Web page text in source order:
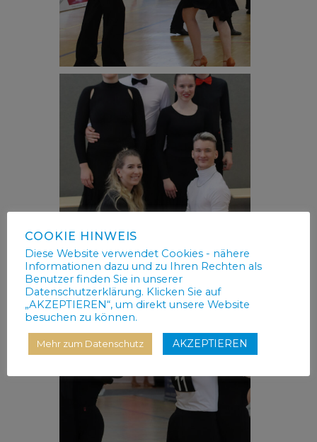
COOKIE HINWEIS
Diese Website verwendet Cookies - nähere
Informationen dazu und zu Ihren Rechten als
Benutzer finden Sie in unserer
Datenschutzerklärung. Klicken Sie auf
„AKZEPTIEREN“, um direkt unsere Website
besuchen zu können.
Mehr zum Datenschutz AKZEPTIEREN